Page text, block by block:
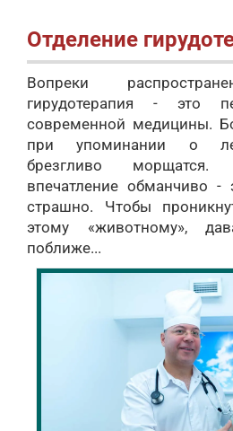
Отделение
Вопреки
гирудотерапия - это
современной медицины.
при упоминании о
брезгливо
впечатление обманчиво
страшно. Чтобы
этому «животному»,
поближе...